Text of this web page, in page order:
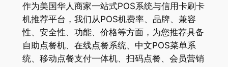
作为美国华人商家一站式POS系统与信用卡刷卡
机推荐平台，我们从POS机费率、品牌、兼容
性、安全性、功能、价格等方面，为您推荐具备
自助点餐机、在线点餐系统、中文POS菜单系
统、移动点餐支付一体机、扫码点餐、会员营销